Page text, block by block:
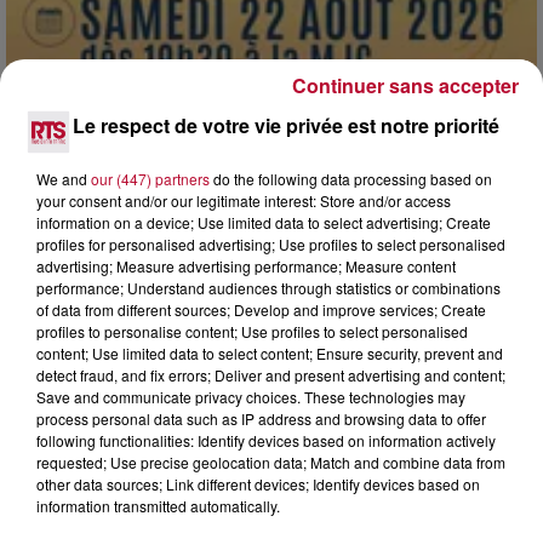
7 août 2026
DINER CONCERT À LA MJC DE MARSEILLAN
Le respect de votre vie privée est notre priorité
We and our (447) partnersdo the following data processing based on
your consent and/or our legitimate interest: Store and/or access
information on a device; Use limited data to select advertising; Create
profiles for personalised advertising; Use profiles to select personalised
advertising; Measure advertising performance; Measure content
performance; Understand audiences through statistics or combinations
of data from different sources; Develop and improve services; Create
profiles to personalise content; Use profiles to select personalised
content; Use limited data to select content; Ensure security, prevent and
detect fraud, and fix errors; Deliver and present advertising and content;
Save and communicate privacy choices. These technologies may
process personal data such as IP address and browsing data to offer
following functionalities: Identify devices based on information actively
requested; Use precise geolocation data; Match and combine data from
other data sources; Link different devices; Identify devices based on
information transmitted automatically.
Continuer sans accepter